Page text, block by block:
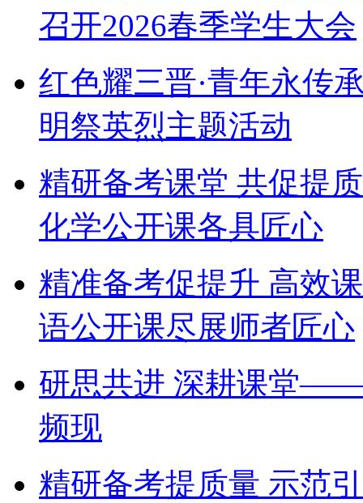
召开2026春季学生大会
红色耀三晋·青年永
明祭英烈主题活动
精研备考课堂 共促提
化学公开课各具匠心
精准备考促提升 高效
语公开课尽展师者匠心
研思共进 深耕课堂——
频现
精研备考提质量 示范